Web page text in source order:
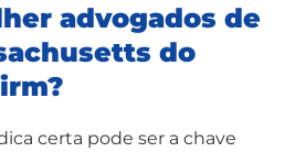
advogados de
do
certa pode ser a chave